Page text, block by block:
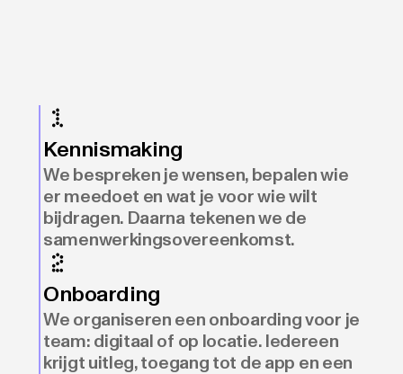
Kennismaking
We bespreken je wensen, bepalen wie
er meedoet en wat je voor wie wilt
bijdragen. Daarna tekenen we de
samenwerkingsovereenkomst.
Onboarding
We organiseren een onboarding voor je
team: digitaal of op locatie. Iedereen
krijgt uitleg, toegang tot de app en een